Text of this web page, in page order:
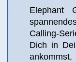
Elephant
Calling-
Dich in